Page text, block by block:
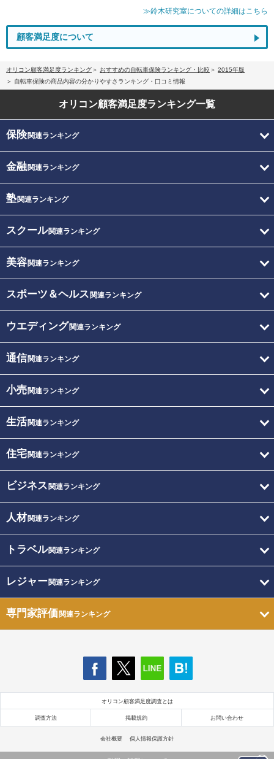
≫鈴木研究室についての詳細はこちら
顧客満足度について
オリコン顧客満足度ランキング おすすめの自転車保険ランキング・比較
2015年版
自転車保険の商品内容の分かりやすさランキング・口コミ情報
オリコン顧客満足度ランキング一覧
保険関連ランキング
金融関連ランキング
塾関連ランキング
スクール関連ランキング
美容関連ランキング
スポーツ＆ヘルス 関連ランキング
ウエディング関連ランキング
通信関連ランキング
小売関連ランキング
生活関連ランキング
住宅関連ランキング
ビジネス 関連ランキング
人材関連ランキング
トラベル関連ランキング
レジャー関連ランキング
専門家評価関連ランキング
オリコン顧客満足度調査とは
調査方法 掲載規約 お問い合わせ
会社概要 個人情報保護方針